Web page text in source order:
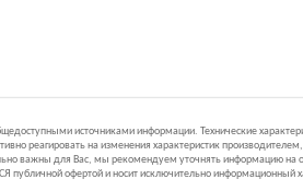
источниками информации. Технические
реагировать на изменения характеристик
важны для Вас, мы рекомендуем уточнять информацию на
офертой и носит исключительно информационный